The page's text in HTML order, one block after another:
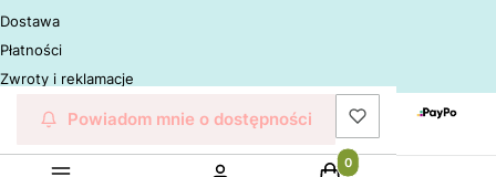
Dostawa
Płatności
Zwroty i reklamacje
Powiadom mnie o dostępności
Produkty w koszyku: 0.